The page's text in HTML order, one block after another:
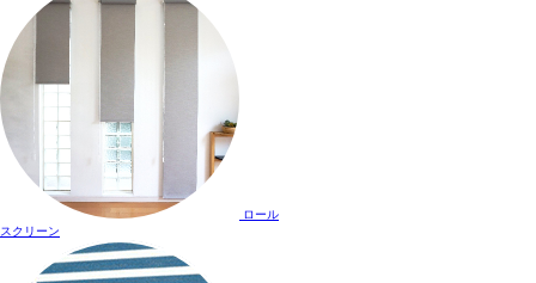
ロール
スクリーン